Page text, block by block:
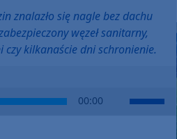
znalazło się nagle bez dachu
węzeł sanitarny,
kilkanaście dni schronienie.
00:00
Use